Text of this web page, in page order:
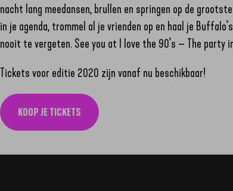
nacht lang meedansen, brullen en springen op de
in je agenda, trommel al je vrienden op en haal je
nooit te vergeten. See you at I love the 90’s – The party
Tickets voor editie 2020 zijn vanaf nu beschikbaar!
KOOP JE TICKETS